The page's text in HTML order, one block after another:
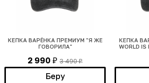
КЕПКА ВАРЁНКА ПРЕМИУМ "Я ЖЕ
ГОВОРИЛА"
2 990 ₽ 3 490₽
Беру
КЕПКА
WORLD IS